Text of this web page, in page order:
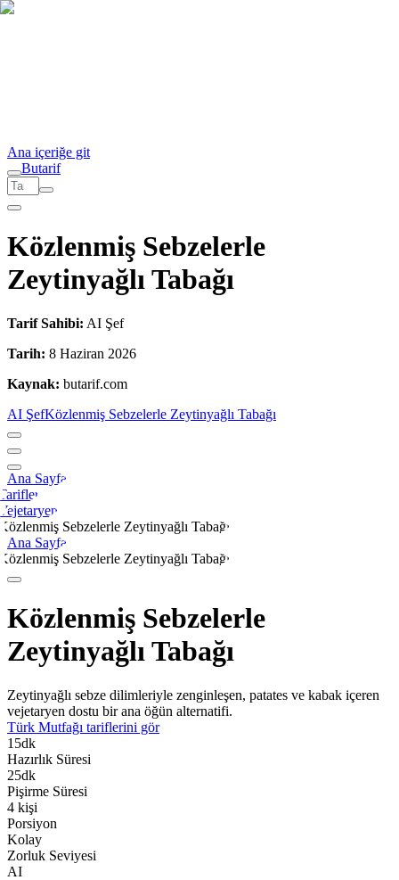
Ana içeriğe git
Butarif
Közlenmiş Sebzelerle
Zeytinyağlı Tabağı
Tarif Sahibi: AI Şef
Tarih: 8 Haziran 2026
Kaynak: butarif.com
AI ŞefKözlenmiş Sebzelerle Zeytinyağlı Tabağı
Ana Sayfa
Sebzelerle Zeytinyağlı Tabağı
Ana Sayfa
Sebzelerle Zeytinyağlı Tabağı
Közlenmiş Sebzelerle
Zeytinyağlı Tabağı
Zeytinyağlı sebze dilimleriyle zenginleşen, patates ve kabak içeren
vejetaryen dostu bir ana öğün alternatifi.
Türk Mutfağı tariflerini gör
15dk
Hazırlık Süresi
25dk
Pişirme Süresi
4 kişi
Porsiyon
Kolay
Zorluk Seviyesi
AI